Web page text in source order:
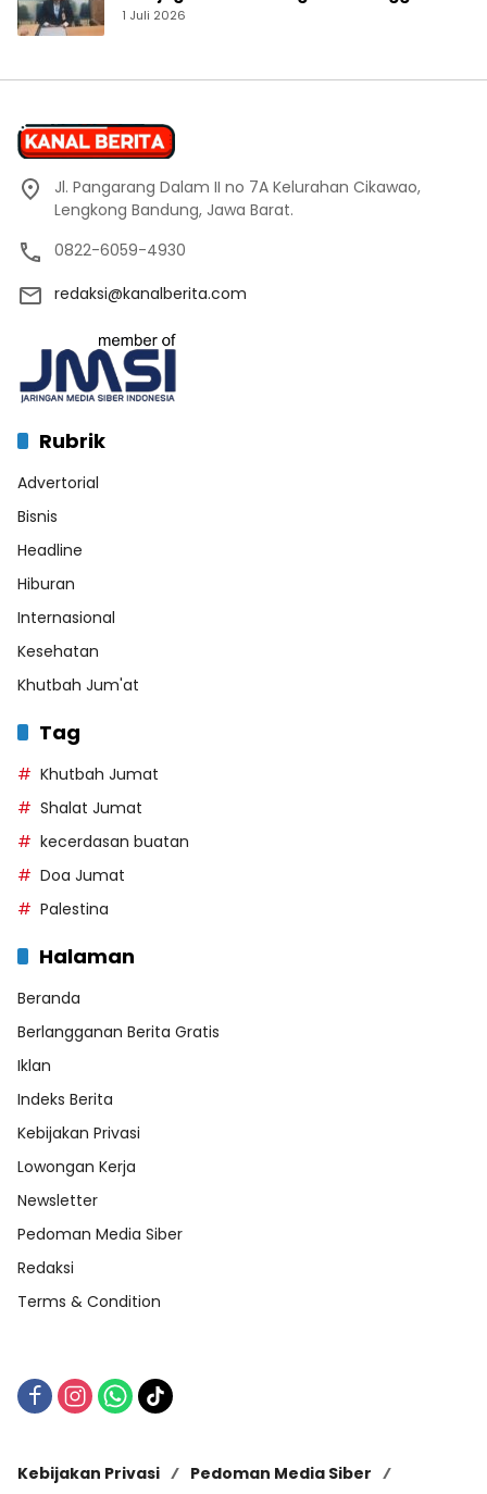
1 Juli 2026
Jl. Pangarang Dalam II no 7A Kelurahan Cikawao,
Lengkong Bandung, Jawa Barat.
0822-6059-4930
redaksi@kanalberita.com
Rubrik
Advertorial
Bisnis
Headline
Hiburan
Internasional
Kesehatan
Khutbah Jum'at
Tag
Khutbah Jumat
Shalat Jumat
kecerdasan buatan
Doa Jumat
Palestina
Halaman
Beranda
Berlangganan Berita Gratis
Iklan
Indeks Berita
Kebijakan Privasi
Lowongan Kerja
Newsletter
Pedoman Media Siber
Redaksi
Terms & Condition
Kebijakan Privasi
Pedoman Media Siber